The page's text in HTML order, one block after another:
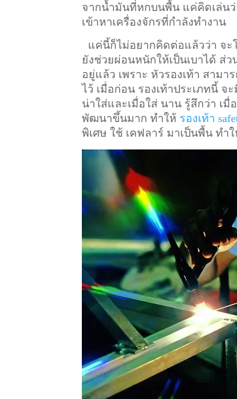
จากน้ำมันที่หกบนพื้น แค่คิดเล่น
เข้าหาเครื่องจักรที่กำลังทำงาน
แค่นี้ก็ไม่อยากคิดต่อแล้วว่า จะ
ยังช่วยผ่อนหนักให้เป็นเบาได้ ส่
อยู่แล้ว เพราะ หัวรองเท้า สาม
ไว้ เมื่อก่อน รองเท้าประเภทนี้
น่าใส่และเมื่อใส่ นาน รู้สึกว่า เ
พัฒนาขึ้นมาก ทำให้ รองเท้า
พิเศษ ใช้ เคฟลาร์ มาเป็นพื้น ทำ